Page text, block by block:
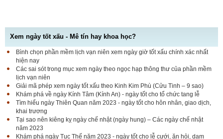
Xem ngày tốt xấu - Mê tín hay khoa học?
Bình chọn phần mềm lịch vạn niên xem ngày giờ tốt xấu chính xác nhất
hiện nay
Các sai sót trong mục xem ngày theo ngọc hạp thông thư của phần mềm
lịch vạn niên
Giải mã phép xem ngày tốt xấu theo Kinh Kim Phù (Cửu Tinh – 9 sao)
Khám phá về ngày Kính Tâm (Kính An) - ngày tốt cho tổ chức tang lễ
Tìm hiểu ngày Thiên Quan năm 2023 - ngày tốt cho hôn nhân, giao dịch,
khai trương
Tại sao nên kiêng kỵ ngày chế nhật (ngày hung) – Các ngày chế nhật
năm 2023
Khám phá ngày Tục Thế năm 2023 - ngày tốt cho lễ cưới, ăn hỏi, dạm